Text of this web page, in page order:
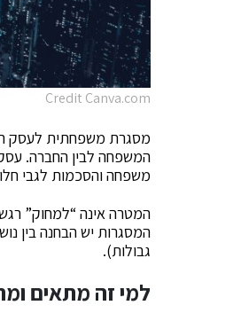
Credit Canva.com
מסגרת משפחתית לעסק
המשפחה לבין החברה.
משפחה והסכמות לגבי
המטרה אינה “למחוק”
המסגרות יש הבחנה בין
גבולות).
למי זה מתאים